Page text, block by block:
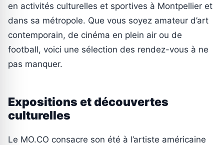
en activités culturelles et sportives à Montpellier et
dans sa métropole. Que vous soyez amateur d’art
contemporain, de cinéma en plein air ou de
football, voici une sélection des rendez-vous à ne
pas manquer.
Expositions et découvertes
culturelles
Le MO.CO consacre son été à l’artiste américaine